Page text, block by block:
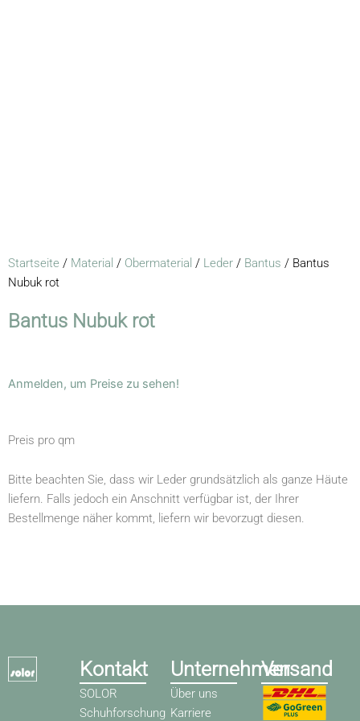
Startseite / Material / Obermaterial / Leder / Bantus / Bantus
Nubuk rot
Bantus Nubuk rot
Anmelden, um Preise zu sehen!
Preis pro qm
Bitte beachten Sie, dass wir Leder grundsätzlich als ganze Häute
liefern. Falls jedoch ein Anschnitt verfügbar ist, der Ihrer
Bestellmenge näher kommt, liefern wir bevorzugt diesen.
Kontakt
SOLOR
Schuhforschung
Unternehmen
Über uns
Karriere
Versand